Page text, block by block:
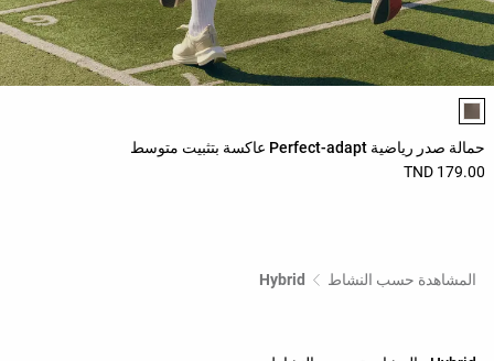
قائمة ألوان المنتج
حمالة صدر رياضية Perfect-adapt عاكسة بتثبيت متوسط
179.00 TND
المشاهدة حسب النشاط Hybrid